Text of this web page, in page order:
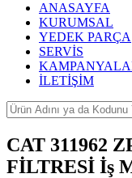
ANASAYFA
KURUMSAL
YEDEK PARÇA
SERVİS
İLETİŞİM
CAT 311962
FİLTRESİ İş